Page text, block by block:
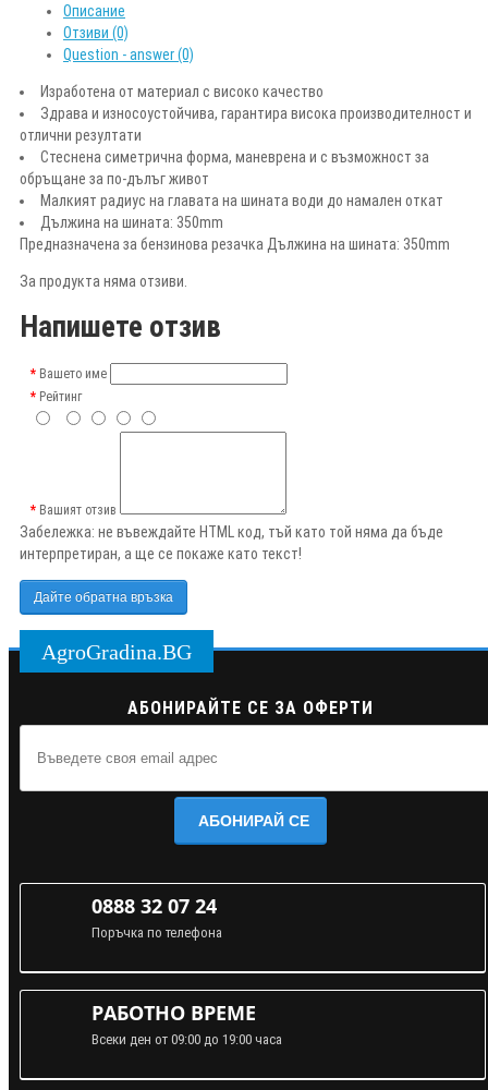
Описание
Отзиви (0)
Question - answer (0)
Изработена от материал с високо качество
Здрава и износоустойчива, гарантира висока производителност и
отлични резултати
Стеснена симетрична форма, маневрена и с възможност за
обръщане за по-дълъг живот
Малкият радиус на главата на шината води до намален откат
Дължина на шината: 350mm
Предназначена за бензинова резачка Дължина на шината: 350mm
За продукта няма отзиви.
Напишете отзив
Вашето име
Рейтинг
Вашият отзив
Забележка: не въвеждайте HTML код, тъй като той няма да бъде
интерпретиран, а ще се покаже като текст!
Дайте обратна връзка
AgroGradina.BG
АБОНИРАЙТЕ СЕ ЗА ОФЕРТИ
АБОНИРАЙ СЕ
0888 32 07 24
Поръчка по телефона
РАБОТНО ВРЕМЕ
Всеки ден от 09:00 до 19:00 часа